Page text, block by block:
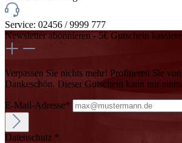
Service: 02456 / 9999 777
Newsletter abonnieren - 5€ Gutschein
Verpassen Sie nichts mehr! Profitieren Sie
Dankeschön. Dieser Gutschein kann nur
E-Mail-Adresse*
Datenschutz *